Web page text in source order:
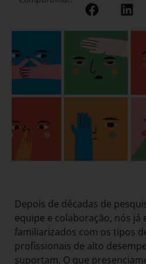
Depois de décadas de
equipe e colaboração, nós já
familiarizados com os tipos
profissionais de alto
suportam. O que